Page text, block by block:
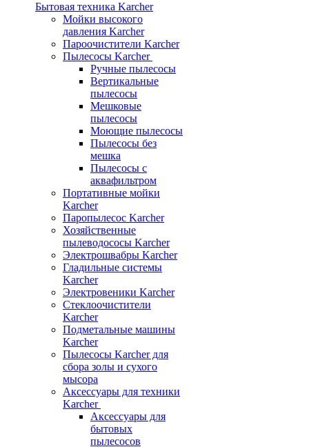
Бытовая техника Karcher
Мойки высокого
давления Karcher
Пароочистители Karcher
Пылесосы Karcher
Ручные пылесосы
Вертикальные
пылесосы
Мешковые
пылесосы
Моющие пылесосы
Пылесосы без
мешка
Пылесосы с
аквафильтром
Портативные мойки
Karcher
Паропылесос Karcher
Хозяйственные
пылеводососы Karcher
Электрошвабры Karcher
Гладильные системы
Karcher
Электровеники Karcher
Стеклоочистители
Karcher
Подметальные машины
Karcher
Пылесосы Karcher для
сбора золы и сухого
мысора
Аксессуары для техники
Karcher
Аксессуары для
бытовых
пылесосов